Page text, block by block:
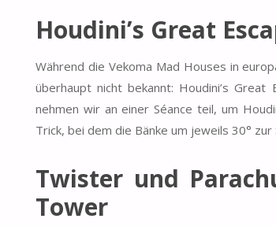
Houdini’s Great
Während die Vekoma Mad Houses in
überhaupt nicht bekannt: Houdini’s
nehmen wir an einer Séance teil, um
Trick, bei dem die Bänke um jeweils 30°
Twister und
Tower